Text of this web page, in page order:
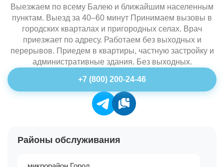
Выезжаем по всему Балею и ближайшим населенным
пунктам. Выезд за 40–60 минут Принимаем вызовы в
городских кварталах и пригородных селах. Врач
приезжает по адресу. Работаем без выходных и
перерывов. Приедем в квартиры, частную застройку и
административные здания. Без выходных.
+7 (800) 200-24-46
Районы обслуживания